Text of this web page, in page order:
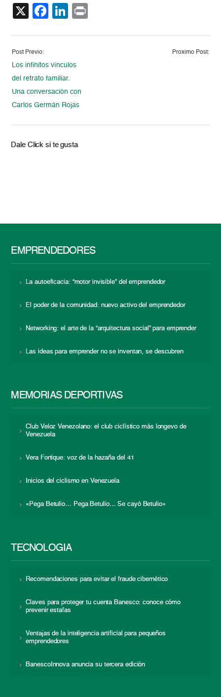
X Facebook
LinkedIn
Post Previo:
Los infinitos vínculos
del retrato familiar.
Una conversación con
Carlos Germán Rojas
Proximo Post:
Dale Click si te gusta
EMPRENDEDORES
La autoeficacia: “motor invisible” del emprendedor
El poder de la comunidad: nuevo activo del emprendedor
Networking: el arte de la “arquitectura social” para emprender
Las ideas para emprender no se inventan, se descubren
MEMORIAS DEPORTIVAS
Club Veloz Venezolano: el club ciclístico más longevo de
Venezuela
Vera Fortique: voz de la hazaña del 41
Inicios del ciclismo en Venezuela
«Pega Betulio… Pega Betulio… Se cayó Betulio»
TECNOLOGÍA
Recomendaciones para evitar el fraude cibernético
Claves para proteger tu cuenta Banesco: conoce cómo
prevenir estafas
Ventajas de la inteligencia artificial para pequeños
emprendedores
BanescoInnova anuncia su tercera edición